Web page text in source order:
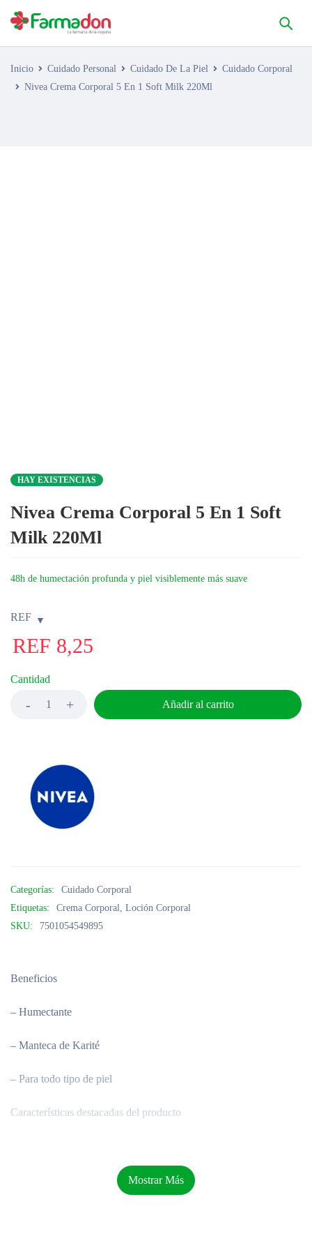
Inicio Cuidado Personal Cuidado De La Piel
Cuidado Corporal
Nivea Crema Corporal 5 En 1 Soft Milk 220Ml
HAY EXISTENCIAS
Nivea Crema Corporal 5 En 1 Soft
Milk 220Ml
48h de humectación profunda y piel visiblemente más suave
REF
REF 8,25
Cantidad
Añadir al carrito
Categorías:
Cuidado Corporal
Etiquetas:
Crema Corporal, Loción Corporal
SKU:
7501054549895
Beneficios
– Humectante
– Manteca de Karité
– Para todo tipo de piel
Características destacadas del producto
PROFUNDA y Manteca de Karité.
– Nutre intensamente la piel durante 48 horas y reduce
Mostrar Más